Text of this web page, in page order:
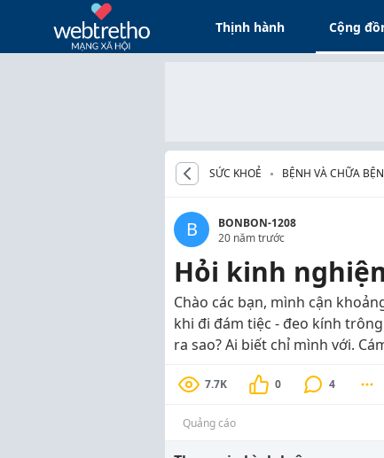
Thịnh hành Cộng
SỨC KHOẺ BỆNH VÀ CHỮA
B
BONBON-1208
20 năm trước
Hỏi kinh
Chào các bạn, mình cận
khi đi đám tiệc - đeo kính
ra sao? Ai biết chỉ mình với.
7.7K 0 4
Quảng cáo